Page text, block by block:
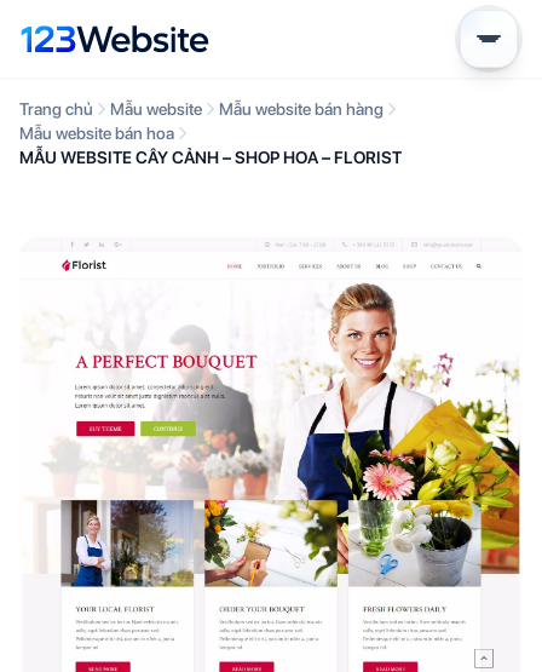
Trang chủ Mẫu website
Mẫu website bán hàng
Mẫu website bán hoa
MẪU WEBSITE CÂY CẢNH – SHOP HOA – FLORIST